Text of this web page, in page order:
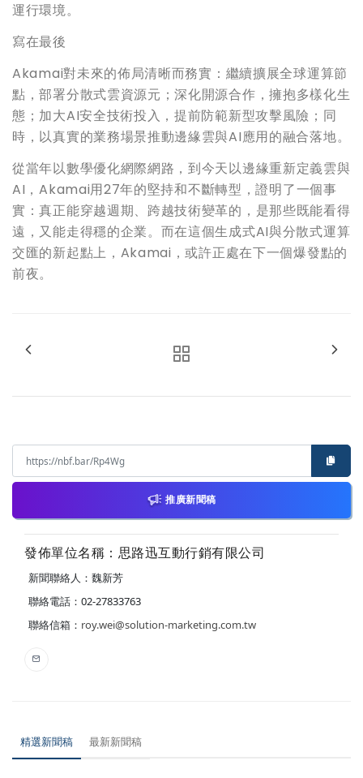
運行環境。
寫在最後
Akamai對未來的佈局清晰而務實：繼續擴展全球運算節
點，部署分散式雲資源元；深化開源合作，擁抱多樣化生
態；加大AI安全技術投入，提前防範新型攻擊風險；同
時，以真實的業務場景推動邊緣雲與AI應用的融合落地。
從當年以數學優化網際網路，到今天以邊緣重新定義雲與
AI，Akamai用27年的堅持和不斷轉型，證明了一個事
實：真正能穿越週期、跨越技術變革的，是那些既能看得
遠，又能走得穩的企業。而在這個生成式AI與分散式運算
交匯的新起點上，Akamai，或許正處在下一個爆發點的
前夜。
推廣新聞稿
發佈單位名稱：思路迅互動行銷有限公司
新聞聯絡人：魏新芳
聯絡電話：02-27833763
聯絡信箱： roy.wei@solution-marketing.com.tw
精選新聞稿 最新新聞稿